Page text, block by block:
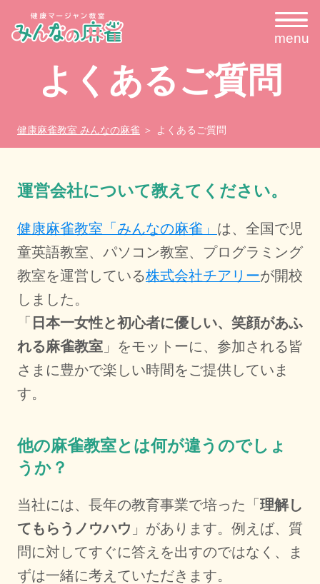
menu
よくあるご質問
健康麻雀教室 みんなの麻雀 よくあるご質問
運営会社について教えてください。
健康麻雀教室「みんなの麻雀」 は、全国で児
童英語教室、パソコン教室、プログラミング
教室を運営している株式会社チアリーが開校
しました。
「 日本一女性と初心者に優しい、笑顔があふ
れる麻雀教室」をモットーに、参加される皆
さまに豊かで楽しい時間をご提供していま
す。
他の麻雀教室とは何が違うのでしょ
うか？
当社には、長年の教育事業で培った「 理解し
てもらうノウハウ 」があります。例えば、質
問に対してすぐに答えを出すのではなく、ま
ずは一緒に考えていただきます。